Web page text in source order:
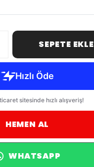
SEPETE EKLE
HEMEN AL
WHATSAPP